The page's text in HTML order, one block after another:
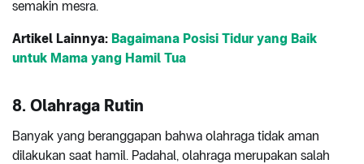
semakin mesra.
Artikel Lainnya: Bagaimana Posisi Tidur yang Baik
untuk Mama yang Hamil Tua
8. Olahraga Rutin
Banyak yang beranggapan bahwa olahraga tidak aman
dilakukan saat hamil. Padahal, olahraga merupakan salah